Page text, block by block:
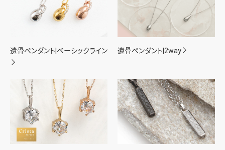
遺骨ペンダント|ベーシックライン 遺骨ペンダント|2way